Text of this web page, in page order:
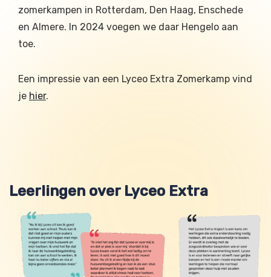
zomerkampen in Rotterdam, Den Haag, Enschede
en Almere. In 2024 voegen we daar Hengelo aan
toe.
Een impressie van een Lyceo Extra Zomerkamp vind
je hier.
Leerlingen over Lyceo Extra